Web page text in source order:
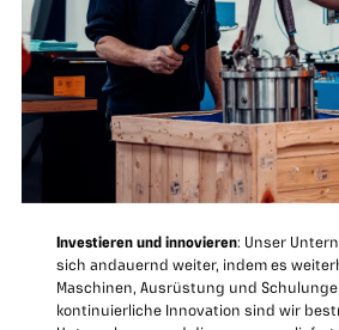
Investieren und innovieren: Unser
sich andauernd weiter, indem es
Maschinen, Ausrüstung und
kontinuierliche Innovation sind wir